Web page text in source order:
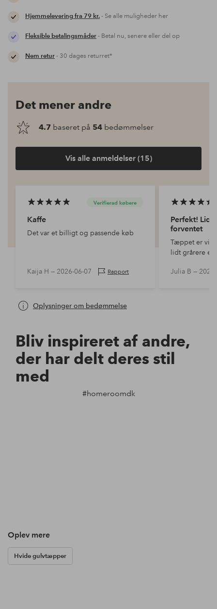
Hjemmelevering fra 79 kr.- Se alle muligheder her
Fleksible betalingsmåder- Betal nu, senere eller del op
Nem retur- 30 dages returret*
Det mener andre
4.7 baseret på 54 bedømmelser
Vis alle anmeldelser (15)
Verifierad købere
Kaffe
Det var et billigt og passende køb
Kaija H — 2026-06-07 Rapport
Perfekt! Lidt
forventet
Tæppet er
lidt grårere
havde været
Julia B —
Oplysninger om bedømmelse
Bliv inspireret af andre,
der har delt deres stil
med
#homeroomdk
Oplev mere
Hvide gulvtæpper